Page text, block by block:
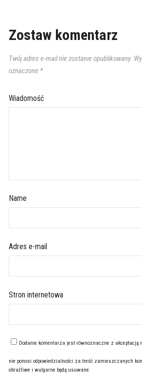
Zostaw komentarz
Twój adres e-mail nie zostanie opublikowany.
oznaczone *
Wiadomość
Name
Adres e-mail
Stron internetowa
Dodanie komentarza jest równoznaczne z akceptacją
nie ponosi odpowiedzialności za treść zamieszczanych
obraźliwe i wulgarne będą usuwane.